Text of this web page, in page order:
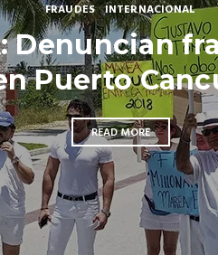
FRAUDES,INTERNACIONAL
Denuncian
Puerto
READ MORE